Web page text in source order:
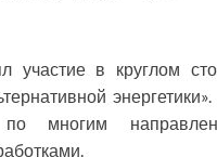
в круглом
многим